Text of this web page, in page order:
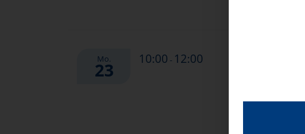
Mo.
23 10:00 - 12:00